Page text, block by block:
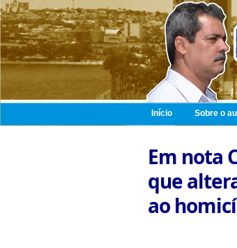
Início Sobre o
Em nota
que
ao